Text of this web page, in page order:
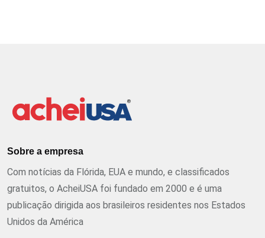
Sobre a empresa
Com notícias da Flórida, EUA e mundo, e classificados
gratuitos, o AcheiUSA foi fundado em 2000 e é uma
publicação dirigida aos brasileiros residentes nos Estados
Unidos da América